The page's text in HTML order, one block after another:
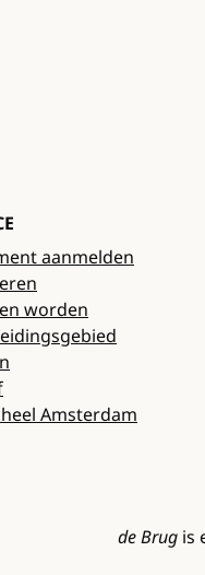
aanmelden
worden
Amsterdam
de Brug is